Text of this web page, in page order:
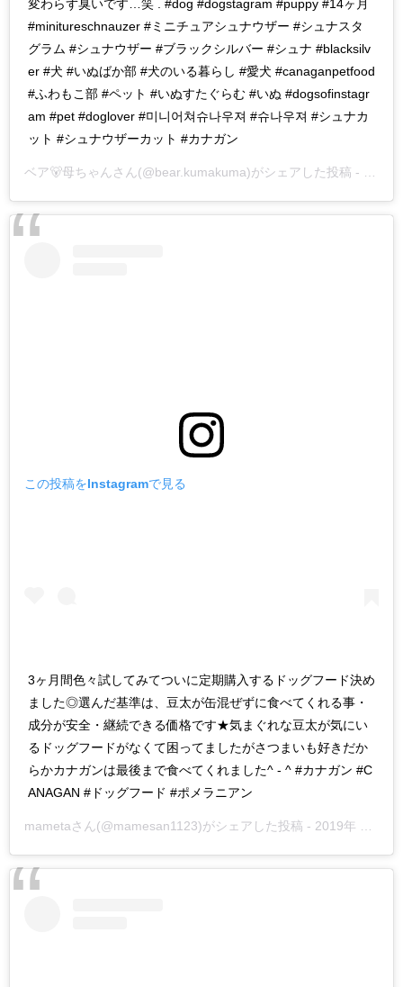
変わらず臭いです…笑 . #dog #dogstagram #puppy #14ヶ月
#minitureschnauzer #ミニチュアシュナウザー #シュナスタ
グラム #シュナウザー #ブラックシルバー #シュナ #blacksilv
er #犬 #いぬばか部 #犬のいる暮らし #愛犬 #canaganpetfood
#ふわもこ部 #ペット #いぬすたぐらむ #いぬ #dogsofinstagr
am #pet #doglover #미니어쳐슈나우져 #슈나우져 #シュナカ
ット #シュナウザーカット #カナガン
ベア🐻母ちゃんさん(@bear.kumakuma)がシェアした投稿 -
この投稿をInstagramで見る
3ヶ月間色々試してみてついに定期購入するドッグフード決め
ました◎選んだ基準は、豆太が缶混ぜずに食べてくれる事・
成分が安全・継続できる価格です★気まぐれな豆太が気にい
るドッグフードがなくて困ってましたがさつまいも好きだか
らかカナガンは最後まで食べてくれました^ - ^ #カナガン #C
ANAGAN #ドッグフード #ポメラニアン
mametaさん(@mamesan1123)がシェアした投稿 - 2019年 1月月22日午前12時46分PST